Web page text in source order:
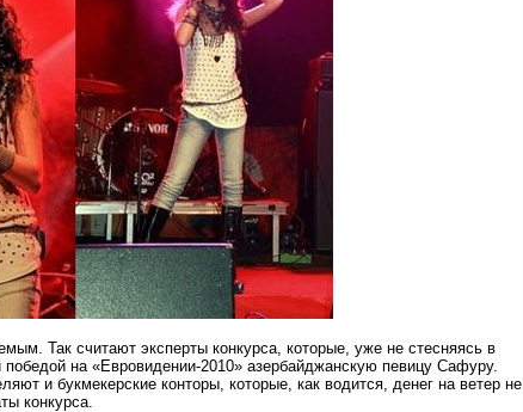
Так считают эксперты конкурса, которые, уже не стесняясь в
на «Евровидении-2010» азербайджанскую певицу Сафуру.
и букмекерские конторы, которые, как водится, денег на ветер не
конкурса.